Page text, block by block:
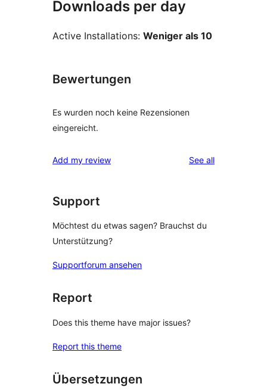
Downloads per day
Active Installations: Weniger als 10
Bewertungen
Es wurden noch keine Rezensionen
eingereicht.
Add my review See allreviews
Support
Möchtest du etwas sagen? Brauchst du
Unterstützung?
Supportforum ansehen
Report
Does this theme have major issues?
Report this theme
Übersetzungen